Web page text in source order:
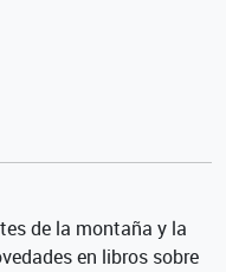
de la montaña y la
en libros sobre